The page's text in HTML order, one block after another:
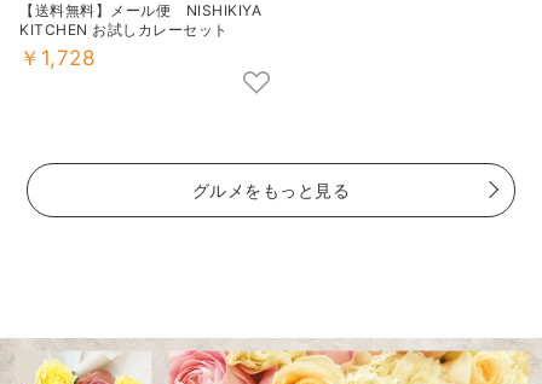
【送料無料】メール便 NISHIKIYA
KITCHEN お試しカレーセット
￥1,728
グルメをもっと見る